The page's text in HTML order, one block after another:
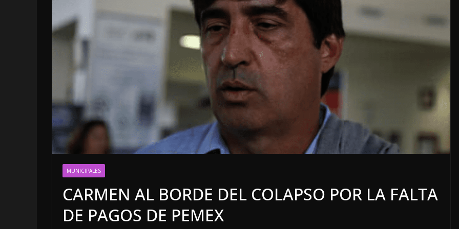
MUNICIPALES
CARMEN AL BORDE DEL COLAPSO POR LA FALTA
DE PAGOS DE PEMEX
LOCALES OPINIÓN
4 agosto, 2026
LOCALES OPINIÓN
5 agosto, 2026